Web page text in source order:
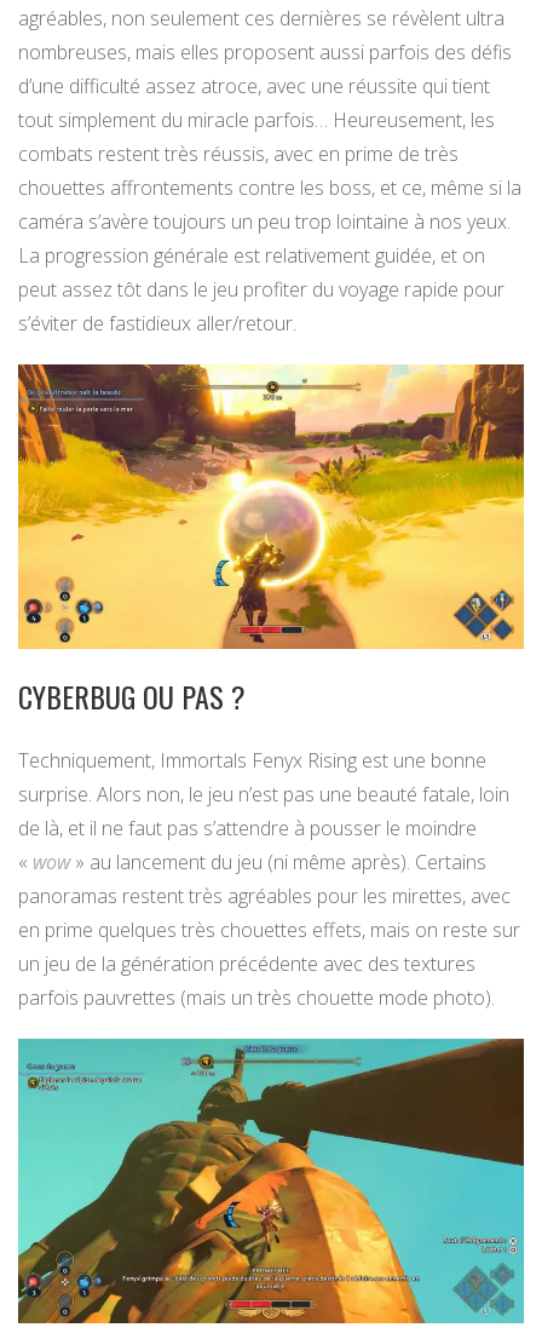
agréables, non seulement ces dernières se révèlent ultra
nombreuses, mais elles proposent aussi parfois des défis
d’une difficulté assez atroce, avec une réussite qui tient
tout simplement du miracle parfois… Heureusement, les
combats restent très réussis, avec en prime de très
chouettes affrontements contre les boss, et ce, même si la
caméra s’avère toujours un peu trop lointaine à nos yeux.
La progression générale est relativement guidée, et on
peut assez tôt dans le jeu profiter du voyage rapide pour
s’éviter de fastidieux aller/retour.
CYBERBUG OU PAS ?
Techniquement, Immortals Fenyx Rising est une bonne
surprise. Alors non, le jeu n’est pas une beauté fatale, loin
de là, et il ne faut pas s’attendre à pousser le moindre
« wow» au lancement du jeu (ni même après). Certains
panoramas restent très agréables pour les mirettes, avec
en prime quelques très chouettes effets, mais on reste sur
un jeu de la génération précédente avec des textures
parfois pauvrettes (mais un très chouette mode photo).